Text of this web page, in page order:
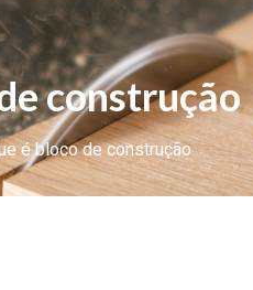
construção
é bloco de construção